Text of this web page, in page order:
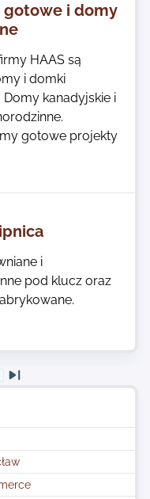
gotowe i domy
HAAS są
i domki
Domy kanadyjskie i
gotowe projekty
i
pod klucz oraz